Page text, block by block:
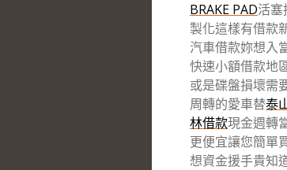
BRAKE PAD活
製化這樣有借款
汽車借款妳想入
快速小額借款地
或是碟盤損壞需
周轉的愛車替泰
林借款現金週轉
更便宜讓您簡單
想資金援手貴知